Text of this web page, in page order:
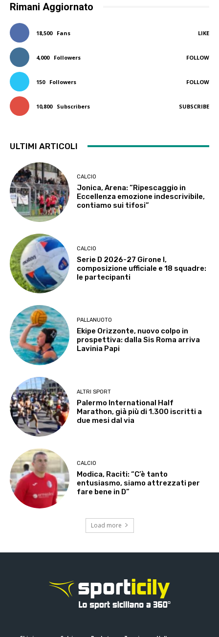
Rimani Aggiornato
18,500 Fans LIKE
4,000 Followers FOLLOW
150 Followers FOLLOW
10,800 Subscribers SUBSCRIBE
ULTIMI ARTICOLI
CALCIO
Jonica, Arena: “Ripescaggio in
Eccellenza emozione indescrivibile,
contiamo sui tifosi”
CALCIO
Serie D 2026-27 Girone I,
composizione ufficiale e 18 squadre:
le partecipanti
PALLANUOTO
Ekipe Orizzonte, nuovo colpo in
prospettiva: dalla Sis Roma arriva
Lavinia Papi
ALTRI SPORT
Palermo International Half
Marathon, già più di 1.300 iscritti a
due mesi dal via
CALCIO
Modica, Raciti: “C’è tanto
entusiasmo, siamo attrezzati per
fare bene in D”
Load more